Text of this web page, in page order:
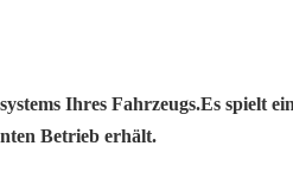
Ihres Fahrzeugs.Es spielt
Betrieb erhält.